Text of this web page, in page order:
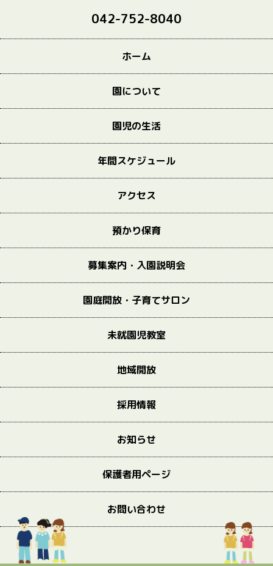
042-752-8040
ホーム
園について
園児の生活
年間スケジュール
アクセス
預かり保育
募集案内・入園説明会
園庭開放・子育てサロン
未就園児教室
地域開放
採用情報
お知らせ
保護者用ページ
お問い合わせ